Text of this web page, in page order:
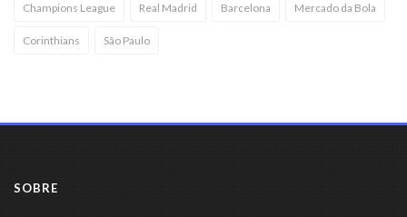
Champions League Real Madrid Barcelona Mercado da Bola
Corinthians São Paulo
SOBRE